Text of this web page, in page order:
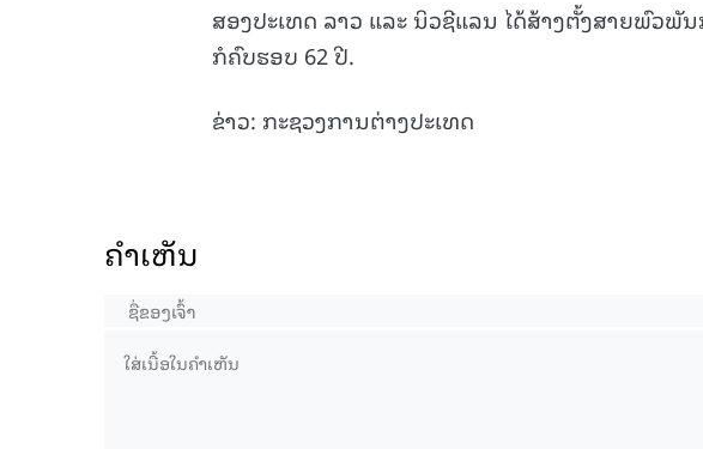
ສອງປະເທດ ລາວ ແລະ ນິວຊີແລນ ໄດ້ສ້າງຕັ້ງສາຍພົວພັ
ກໍຄົບຮອບ 62 ປີ.
ຂ່າວ: ກະຊວງການຕ່າງປະເທດ
ຄໍາເຫັນ